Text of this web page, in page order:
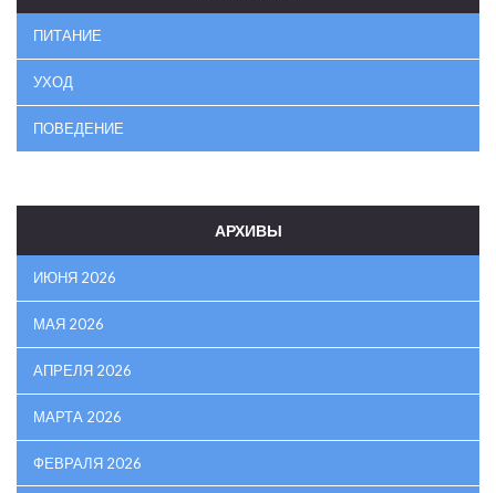
ПИТАНИЕ
УХОД
ПОВЕДЕНИЕ
АРХИВЫ
ИЮНЯ 2026
МАЯ 2026
АПРЕЛЯ 2026
МАРТА 2026
ФЕВРАЛЯ 2026